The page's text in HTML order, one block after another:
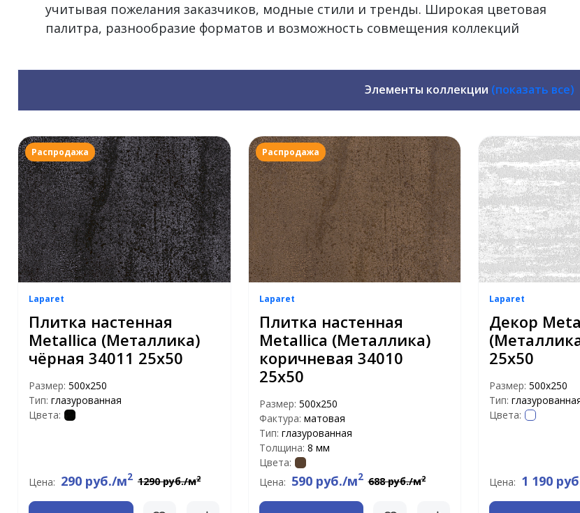
учитывая пожелания заказчиков, модные стили и тренды. Широкая цветовая
палитра, разнообразие форматов и возможность совмещения коллекций
Элементы коллекции (показать все)
Распродажа
Laparet
Плитка настенная
Metallica (Металлика)
чёрная 34011 25х50
Размер: 500х250
Тип: глазурованная
Цвета:
Цена: 290 руб./м2 1290 руб./м2
Распродажа
Laparet
Плитка настенная
Metallica (Металлика)
коричневая 34010
25х50
Размер: 500х250
Фактура: матовая
Тип: глазурованная
Толщина: 8 мм
Цвета:
Цена: 590 руб./м2 688 руб./м2
Laparet
Декор
25х50
Размер: 500х250
Тип:
Цвета:
Цена: 1 190